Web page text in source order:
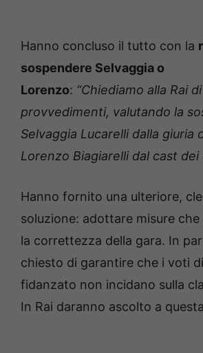
Hanno concluso il tutto con la
sospendere Selvaggia o
Lorenzo: “Chiediamo alla Rai
provvedimenti, valutando la
Selvaggia Lucarelli dalla giuria
Lorenzo Biagiarelli dal cast
Hanno fornito una ulteriore,
soluzione: adottare misure
la correttezza della gara. In
chiesto di garantire che i voti
fidanzato non incidano sulla
In Rai daranno ascolto a